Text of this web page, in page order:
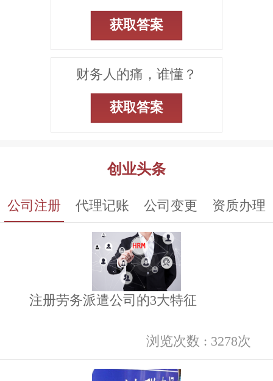
获取答案
财务人的痛，谁懂？
获取答案
创业头条
公司注册 代理记账 公司变更 资质办理
注册劳务派遣公司的3大特征
浏览次数 : 3278次